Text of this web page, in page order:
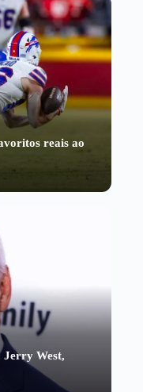
reais ao
Jerry West,